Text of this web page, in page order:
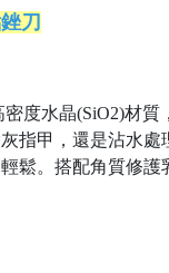
刀
密度水晶(SiO2)材
指甲，還是沾水
鬆。搭配角質修護